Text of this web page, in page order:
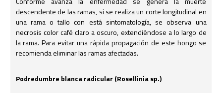
descendente de las ramas, si se realiza un corte longitudinal en
una rama o tallo con está sintomatología, se observa una
necrosis color café claro a oscuro, extendiéndose a lo largo de
la rama. Para evitar una rápida propagación de este hongo se
recomienda eliminar las ramas afectadas.
Podredumbre blanca radicular (Rosellinia sp.)